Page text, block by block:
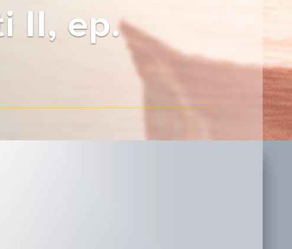
II, ep.